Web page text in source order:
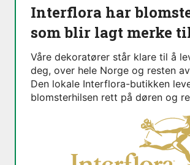
Interflora har
som blir lagt merke
Våre dekoratører står klare til å
deg, over hele Norge og resten
Den lokale Interflora-butikken
blomsterhilsen rett på døren og